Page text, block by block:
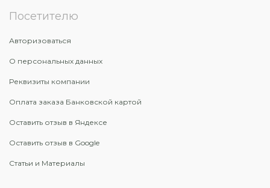
Посетителю
Авторизоваться
О персональных данных
Реквизиты компании
Оплата заказа Банковской картой
Оставить отзыв в Яндексе
Оставить отзыв в Google
Статьи и Материалы